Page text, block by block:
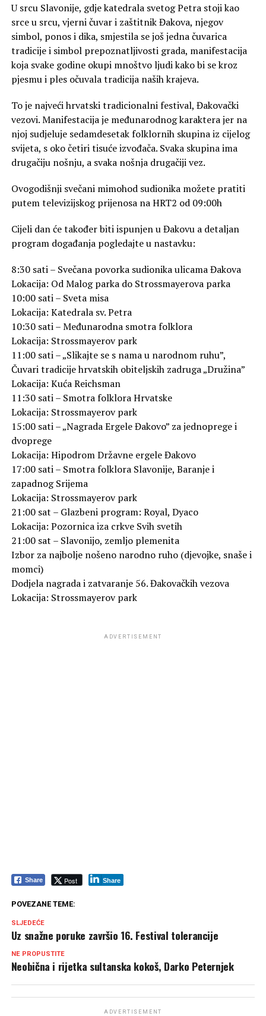
U srcu Slavonije, gdje katedrala svetog Petra stoji kao
srce u srcu, vjerni čuvar i zaštitnik Đakova, njegov
simbol, ponos i dika, smjestila se još jedna čuvarica
tradicije i simbol prepoznatljivosti grada, manifestacija
koja svake godine okupi mnoštvo ljudi kako bi se kroz
pjesmu i ples očuvala tradicija naših krajeva.
To je najveći hrvatski tradicionalni festival, Đakovački
vezovi. Manifestacija je međunarodnog karaktera jer na
njoj sudjeluje sedamdesetak folklornih skupina iz cijelog
svijeta, s oko četiri tisuće izvođača. Svaka skupina ima
drugačiju nošnju, a svaka nošnja drugačiji vez.
Ovogodišnji svečani mimohod sudionika možete pratiti
putem televizijskog prijenosa na HRT2 od 09:00h
Cijeli dan će također biti ispunjen u Đakovu a detaljan
program događanja pogledajte u nastavku:
8:30 sati – Svečana povorka sudionika ulicama Đakova
Lokacija: Od Malog parka do Strossmayerova parka
10:00 sati – Sveta misa
Lokacija: Katedrala sv. Petra
10:30 sati – Međunarodna smotra folklora
Lokacija: Strossmayerov park
11:00 sati – „Slikajte se s nama u narodnom ruhu”,
Čuvari tradicije hrvatskih obiteljskih zadruga „Družina”
Lokacija: Kuća Reichsman
11:30 sati – Smotra folklora Hrvatske
Lokacija: Strossmayerov park
15:00 sati – „Nagrada Ergele Đakovo” za jednoprege i
dvoprege
Lokacija: Hipodrom Državne ergele Đakovo
17:00 sati – Smotra folklora Slavonije, Baranje i
zapadnog Srijema
Lokacija: Strossmayerov park
21:00 sat – Glazbeni program: Royal, Dyaco
Lokacija: Pozornica iza crkve Svih svetih
21:00 sat – Slavonijo, zemljo plemenita
Izbor za najbolje nošeno narodno ruho (djevojke, snaše i
momci)
Dodjela nagrada i zatvaranje 56. Đakovačkih vezova
Lokacija: Strossmayerov park
ADVERTISEMENT
Share Post Share
POVEZANE TEME:
SLJEDEĆE
Uz snažne poruke završio 16. Festival tolerancije
NE PROPUSTITE
Neobična i rijetka sultanska kokoš, Darko Peternjek
ADVERTISEMENT